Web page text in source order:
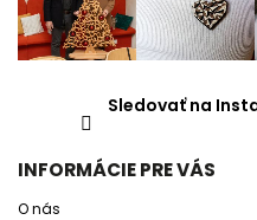
Sledovať na
INFORMÁCIE PRE VÁS
O nás